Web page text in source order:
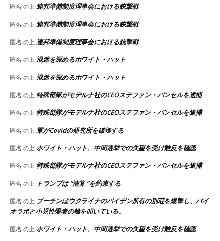
匿名 の上 連邦準備制度理事会における銃撃戦
匿名 の上 連邦準備制度理事会における銃撃戦
匿名 の上 連邦準備制度理事会における銃撃戦
匿名 の上 混迷を深めるホワイト・ハット
匿名 の上 混迷を深めるホワイト・ハット
匿名 の上 特殊部隊がモデルナ社のCEOステファン・バンセルを逮捕
匿名 の上 特殊部隊がモデルナ社のCEOステファン・バンセルを逮捕
匿名 の上 軍がCovidの研究所を破壊する
匿名 の上 ホワイト・ハット、中間選挙での失望を受け離反を確認
匿名 の上 特殊部隊がモデルナ社のCEOステファン・バンセルを逮捕
匿名 の上 トランプは “清算 “を約束する
匿名 の上 プーチンはウクライナのバイデン所有の別荘を爆撃し、バイ
オラボと小児性愛者の輪を叩いている。
匿名 の上 ホワイト・ハット、中間選挙での失望を受け離反を確認